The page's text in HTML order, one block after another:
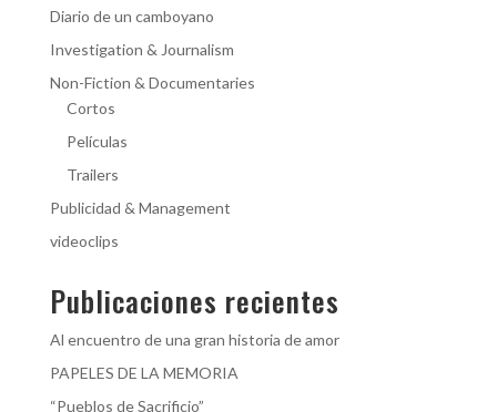
Diario de un camboyano
Investigation & Journalism
Non-Fiction & Documentaries
Cortos
Películas
Trailers
Publicidad & Management
videoclips
Publicaciones recientes
Al encuentro de una gran historia de amor
PAPELES DE LA MEMORIA
“Pueblos de Sacrificio”